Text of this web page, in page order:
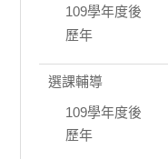
109學年度後
歷年
選課輔導
109學年度後
歷年